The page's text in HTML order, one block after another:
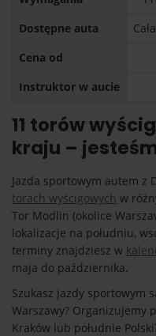
Dostępne auta
Cena od
Instruktor w aucie
11 torów
kraju –
Jazda sportowym autem z
torach wyścigowych w
Tor Modlin (okolice
lokalizacje na południu,
terminy znajdziesz w
maja do października.
Szukasz jazdy sportowym
Warszawy? Organizujemy
Kraków lub południe